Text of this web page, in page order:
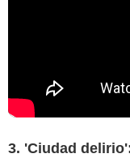
3. 'Ciudad